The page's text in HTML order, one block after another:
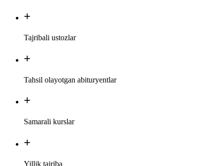
+
Tajribali ustozlar
+
Tahsil olayotgan abituryentlar
+
Samarali kurslar
+
Yillik tajriba